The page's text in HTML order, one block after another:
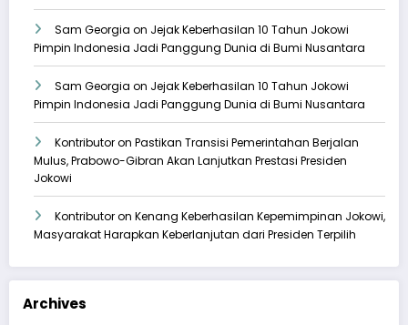
Sam Georgia on Jejak Keberhasilan 10 Tahun Jokowi
Pimpin Indonesia Jadi Panggung Dunia di Bumi Nusantara
Sam Georgia on Jejak Keberhasilan 10 Tahun Jokowi
Pimpin Indonesia Jadi Panggung Dunia di Bumi Nusantara
Kontributoron Pastikan Transisi Pemerintahan Berjalan
Mulus, Prabowo-Gibran Akan Lanjutkan Prestasi Presiden
Jokowi
Kontributoron Kenang Keberhasilan Kepemimpinan Jokowi,
Masyarakat Harapkan Keberlanjutan dari Presiden Terpilih
Archives